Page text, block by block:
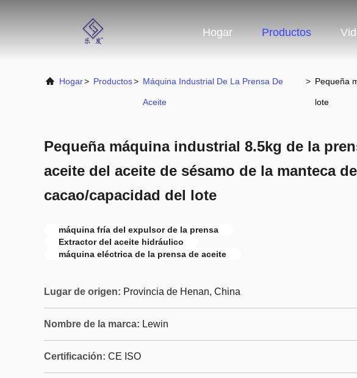
Hogar Productos
Hogar> Productos> Máquina Industrial De La Prensa De
Aceite
> Pequeña
lote
Pequeña máquina industrial 8.5kg de la
aceite del aceite de sésamo de la manteca de
cacao/capacidad del lote
máquina fría del expulsor de la prensa
Extractor del aceite hidráulico
máquina eléctrica de la prensa de aceite
Lugar de origen: Provincia de Henan, China
Nombre de la marca: Lewin
Certificación: CE ISO